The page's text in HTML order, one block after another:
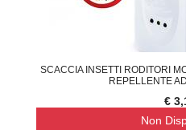
SCACCIA INSETTI RODITORI
REPELLENTE
€
Non